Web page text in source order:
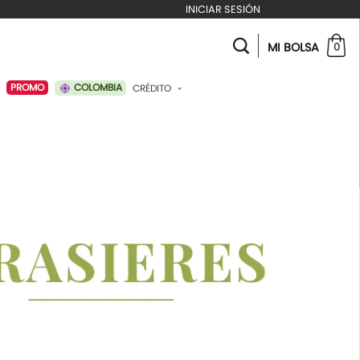
INICIAR SESIÓN
PROMO COLOMBIA CRÉDITO
MI BOLSA 0